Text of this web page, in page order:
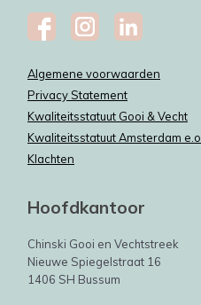
Algemene voorwaarden
Privacy Statement
Kwaliteitsstatuut Gooi & Vecht
Kwaliteitsstatuut Amsterdam e.o.
Klachten
Hoofdkantoor
Chinski Gooi en Vechtstreek
Nieuwe Spiegelstraat 16
1406 SH Bussum